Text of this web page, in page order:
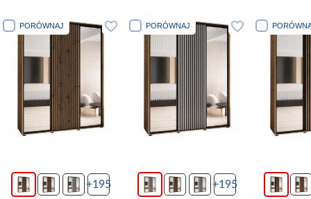
PORÓWNAJ
+195
PORÓWNAJ
+195